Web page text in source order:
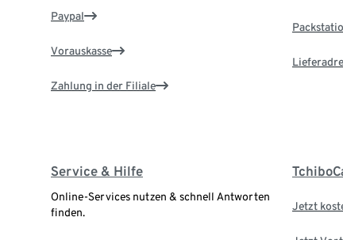
Paypal
Vorauskasse
Zahlung in der Filiale
Service & Hilfe
Online-Services nutzen & schnell Antworten
finden.
Jetzt